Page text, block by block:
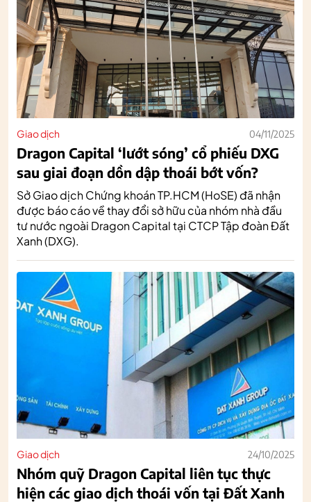
Giao dịch 04/11/2025
Dragon Capital ‘lướt sóng’ cổ phiếu DXG
sau giai đoạn dồn dập thoái bớt vốn?
Sở Giao dịch Chứng khoán TP.HCM (HoSE) đã nhận
được báo cáo về thay đổi sở hữu của nhóm nhà đầu
tư nước ngoài Dragon Capital tại CTCP Tập đoàn Đất
Xanh (DXG).
Giao dịch 24/10/2025
Nhóm quỹ Dragon Capital liên tục thực
hiện các giao dịch thoái vốn tại Đất Xanh